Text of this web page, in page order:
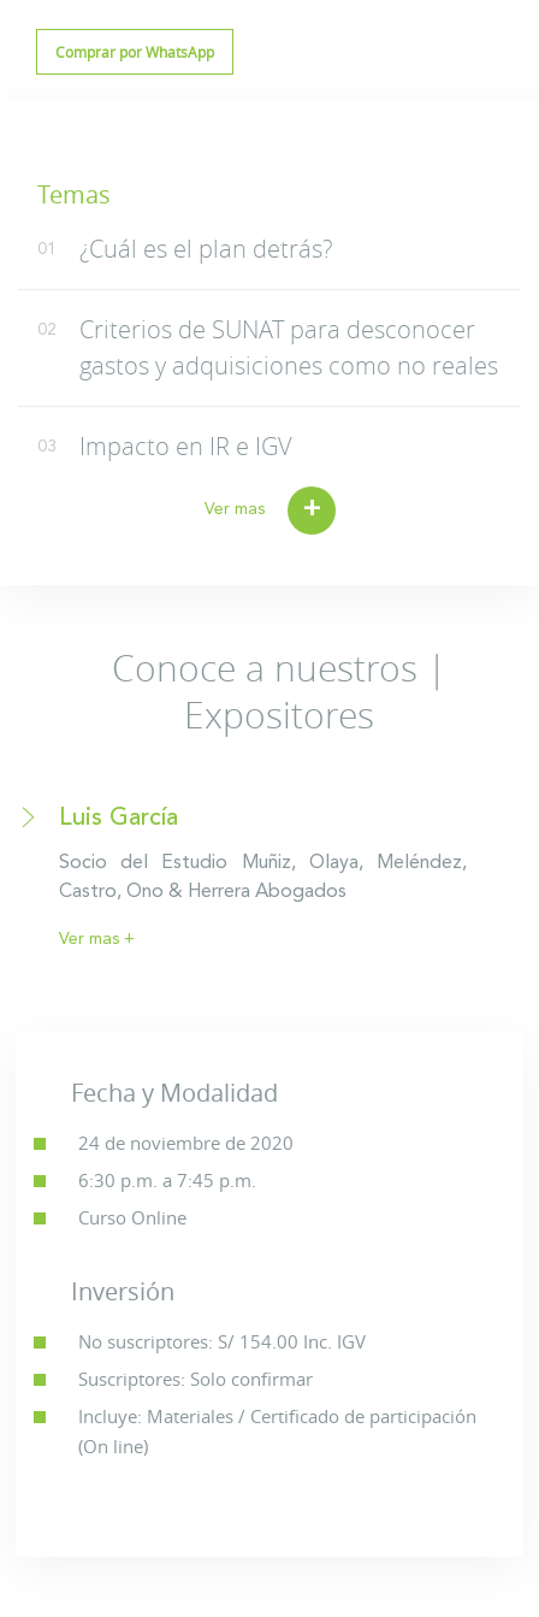
Comprar por WhatsApp
Temas
01 ¿Cuál es el plan detrás?
02
Criterios de SUNAT para desconocer
gastos y adquisiciones como no reales
03 Impacto en IR e IGV
Ver mas +
Conoce a nuestros |
Expositores
Luis García
Socio del Estudio Muñiz, Olaya, Meléndez,
Castro, Ono & Herrera Abogados
Ver mas +
Fecha y Modalidad
24 de noviembre de 2020
6:30 p.m. a 7:45 p.m.
Curso Online
Inversión
No suscriptores: S/ 154.00 Inc. IGV
Suscriptores: Solo confirmar
Incluye: Materiales / Certificado de participación
(On line)